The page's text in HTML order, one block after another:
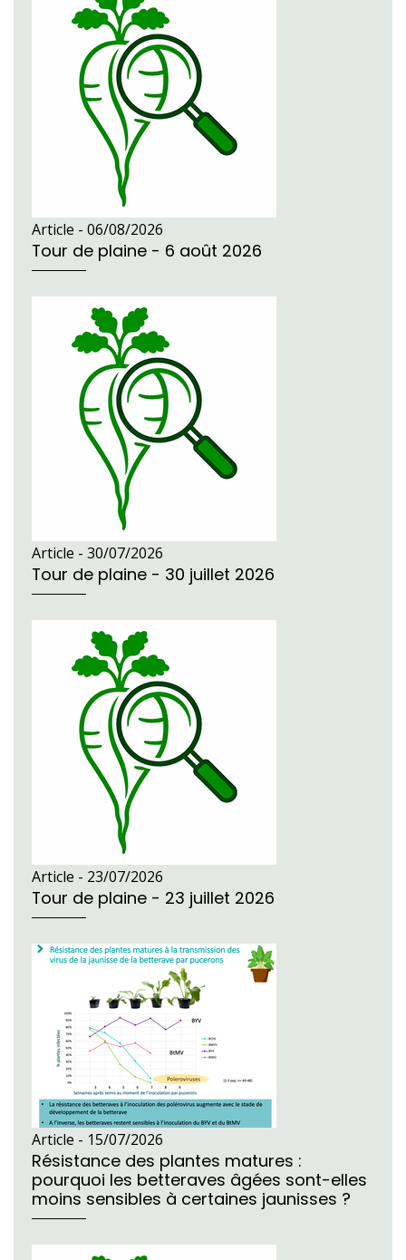
Article - 06/08/2026
Tour de plaine - 6 août 2026
Article - 30/07/2026
Tour de plaine - 30 juillet 2026
Article - 23/07/2026
Tour de plaine - 23 juillet 2026
Article - 15/07/2026
Résistance des plantes matures :
pourquoi les betteraves âgées sont-elles
moins sensibles à certaines jaunisses ?